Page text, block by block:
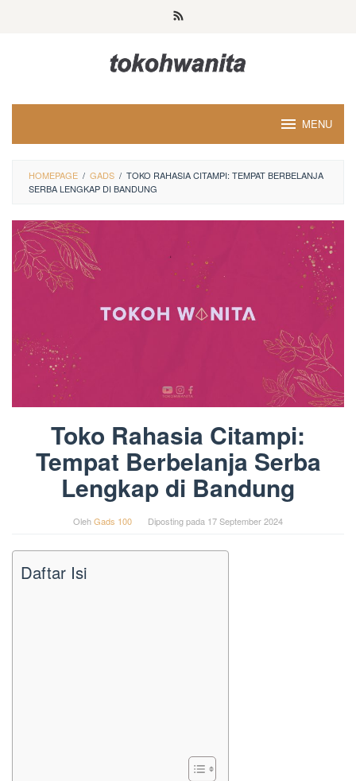
MENU
HOMEPAGE / GADS / TOKO RAHASIA CITAMPI: TEMPAT BERBELANJA
SERBA LENGKAP DI BANDUNG
Toko Rahasia Citampi:
Tempat Berbelanja Serba
Lengkap di Bandung
OlehGads 100 Diposting pada 17 September 2024
Daftar Isi